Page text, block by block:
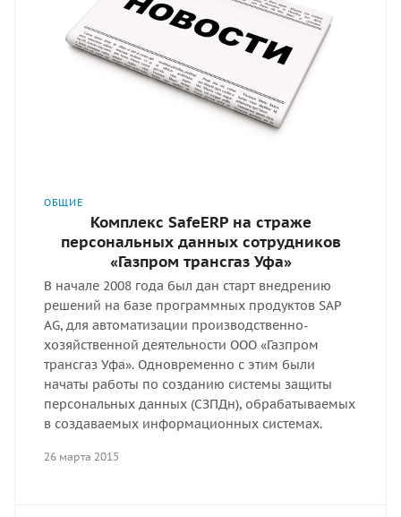
ОБЩИЕ
Комплекс SafeERP на страже
персональных данных сотрудников
«Газпром трансгаз Уфа»
В начале 2008 года был дан старт внедрению
решений на базе программных продуктов SAP
AG, для автоматизации производственно-
хозяйственной деятельности ООО «Газпром
трансгаз Уфа». Одновременно с этим были
начаты работы по созданию системы защиты
персональных данных (СЗПДн), обрабатываемых
в создаваемых информационных системах.
26 марта 2015